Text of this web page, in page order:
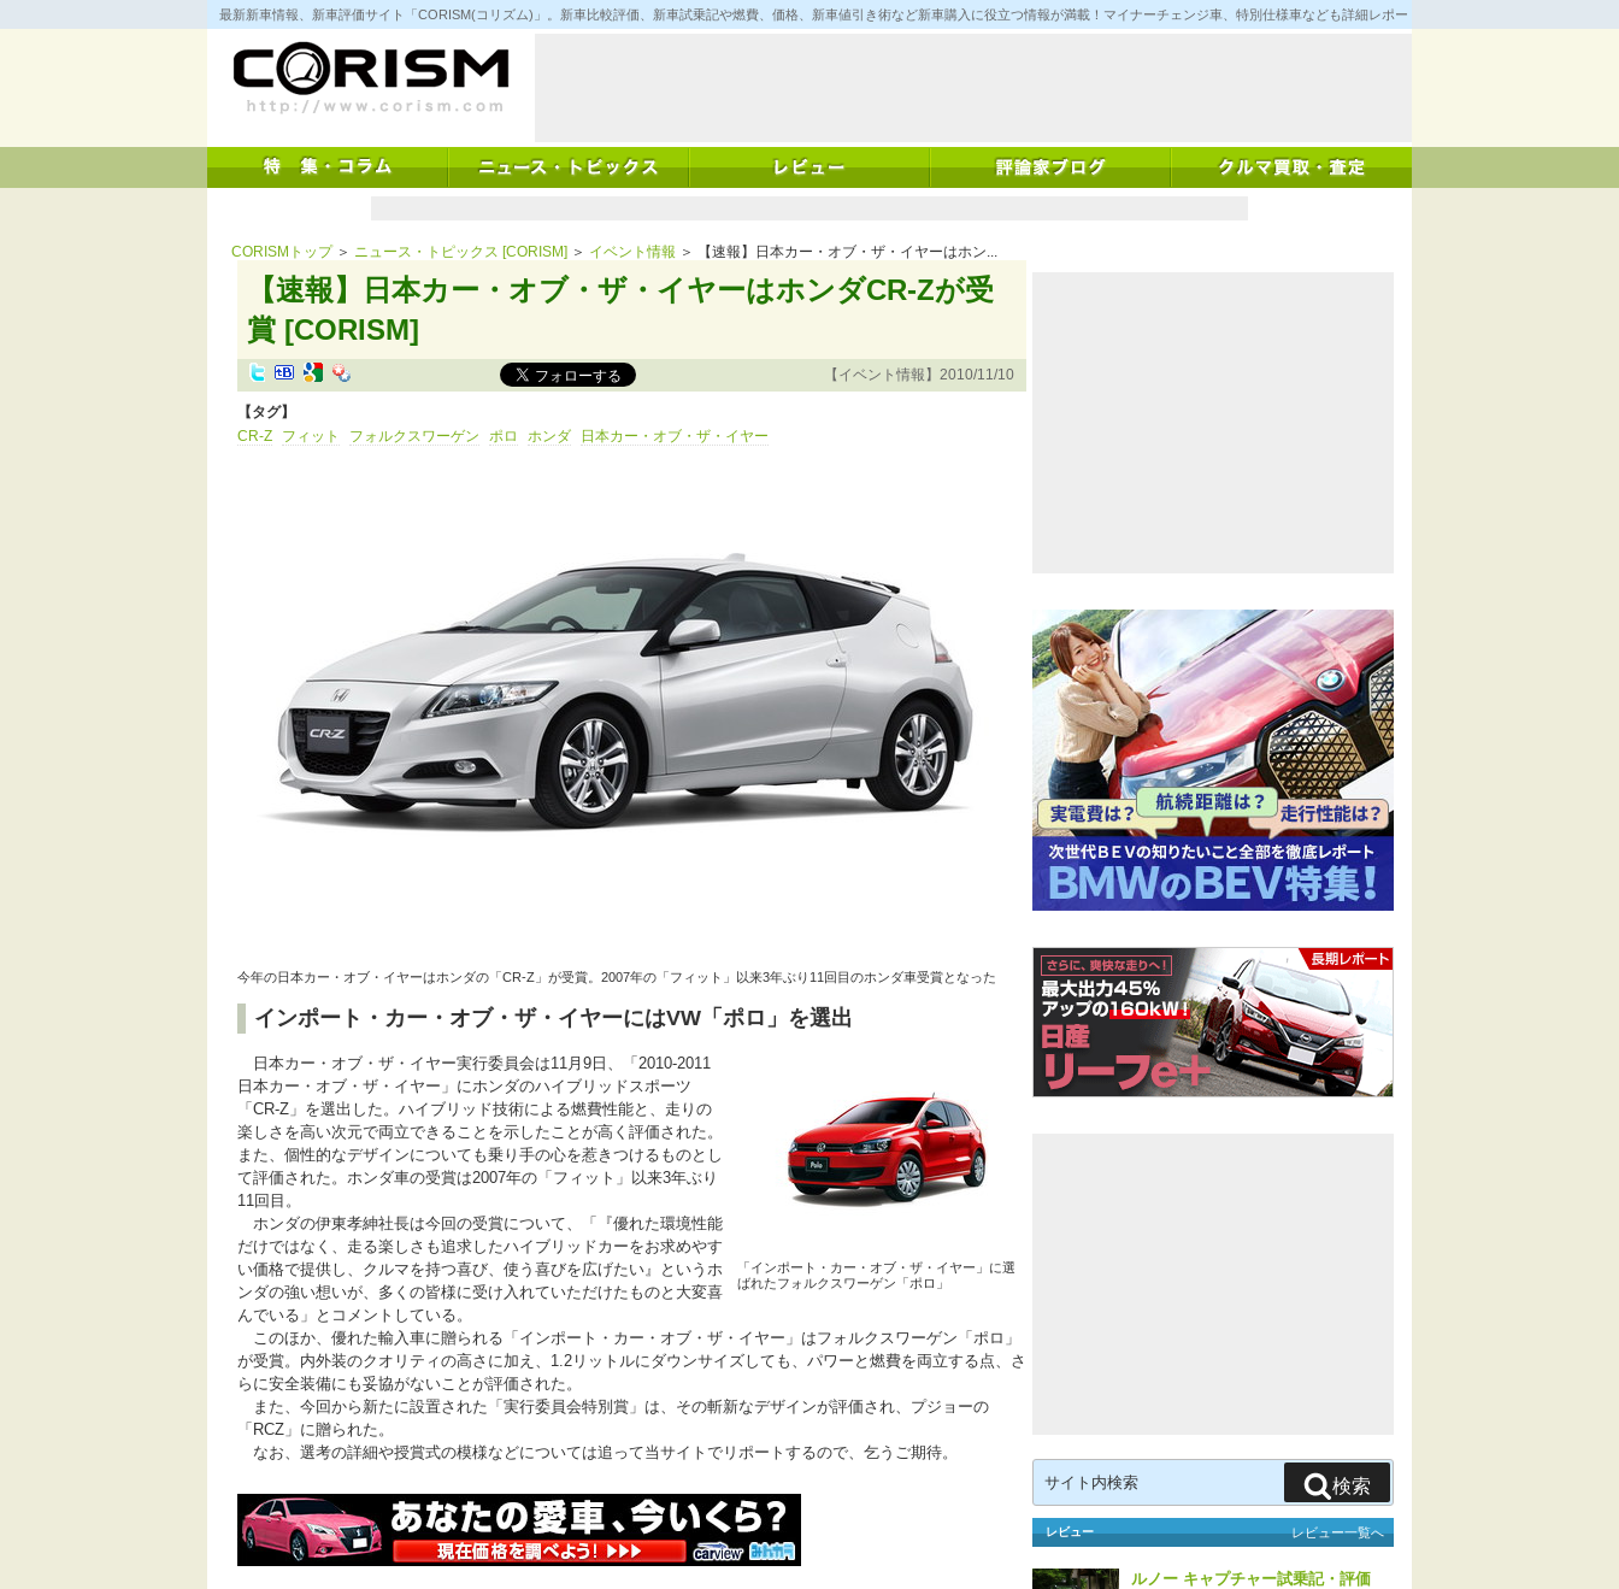
コ
ン
キ
ッ
最新新車情報、新車評価サイト「CORISM(コリズム)」。新車比較評価、新車試乗記や燃費、価格、新車値引き術など新車購入に役立つ情報が満載！マイナーチェンジ車、特別仕様車なども詳細レポート！
CORISMトップ＞ ニュース・トピックス [CORISM] ＞ イベント情報 ＞ 【速報】日本カー・オブ・ザ・イヤーはホン...
【速報】日本カー・オブ・ザ・イヤーはホンダCR-Zが受
賞 [CORISM]
【イベント情報】2010/11/10
【タグ】
CR-Z
フィット フォルクスワーゲン ポロ ホンダ 日本カー・オブ・ザ・イヤー
今年の日本カー・オブ・イヤーはホンダの「CR-Z」が受賞。2007年の「フィット」以来3年ぶり11回目のホンダ車受賞となった
インポート・カー・オブ・ザ・イヤーにはVW「ポロ」を選出
「インポート・カー・オブ・ザ・イヤー」に選
ばれたフォルクスワーゲン「ポロ」
日本カー・オブ・ザ・イヤー実行委員会は11月9日、「2010-2011
日本カー・オブ・ザ・イヤー」にホンダのハイブリッドスポーツ
「CR-Z」を選出した。ハイブリッド技術による燃費性能と、走りの
楽しさを高い次元で両立できることを示したことが高く評価された。
また、個性的なデザインについても乗り手の心を惹きつけるものとし
て評価された。ホンダ車の受賞は2007年の「フィット」以来3年ぶり
11回目。
ホンダの伊東孝紳社長は今回の受賞について、「『優れた環境性能
だけではなく、走る楽しさも追求したハイブリッドカーをお求めやす
い価格で提供し、クルマを持つ喜び、使う喜びを広げたい』というホ
ンダの強い想いが、多くの皆様に受け入れていただけたものと大変喜
んでいる」とコメントしている。
このほか、優れた輸入車に贈られる「インポート・カー・オブ・ザ・イヤー」はフォルクスワーゲン「ポロ」
が受賞。内外装のクオリティの高さに加え、1.2リットルにダウンサイズしても、パワーと燃費を両立する点、さ
らに安全装備にも妥協がないことが評価された。
また、今回から新たに設置された「実行委員会特別賞」は、その斬新なデザインが評価され、プジョーの
「RCZ」に贈られた。
なお、選考の詳細や授賞式の模様などについては追って当サイトでリポートするので、乞うご期待。
索:
検索
レビュー レビュー一覧へ
ルノー キャプチャー試乗記・評価